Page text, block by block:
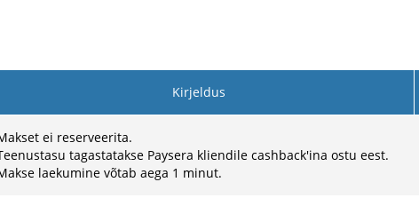
Kirjeldus
ei reserveerita.
tagastatakse Paysera kliendile cashback'ina ostu eest.
laekumine võtab aega 1 minut.